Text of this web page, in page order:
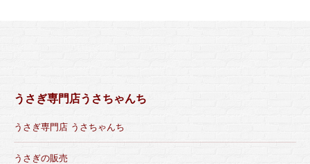
うさぎ専門店うさちゃんち
うさぎ専門店 うさちゃんち
うさぎの販売